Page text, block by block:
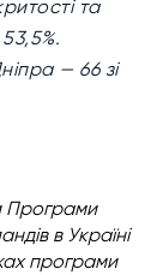
та
— 66 зі
Програми
в Україні
програми